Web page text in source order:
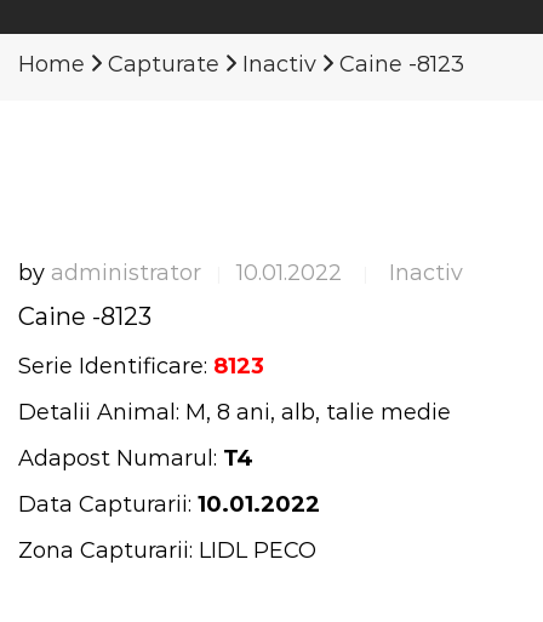
Home Capturate Inactiv Caine -8123
by administrator 10.01.2022 Inactiv
Caine -8123
Serie Identificare: 8123
Detalii Animal: M, 8 ani, alb, talie medie
Adapost Numarul: T4
Data Capturarii: 10.01.2022
Zona Capturarii: LIDL PECO